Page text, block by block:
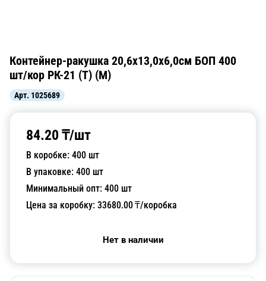
Контейнер-ракушка 20,6х13,0х6,0см БОП 400
шт/кор РК-21 (Т) (М)
Арт. 1025689
84.20 ₸/шт
В коробке: 400 шт
В упаковке: 400 шт
Минимальный опт: 400 шт
Цена за коробку: 33680.00₸/коробка
Нет в наличии